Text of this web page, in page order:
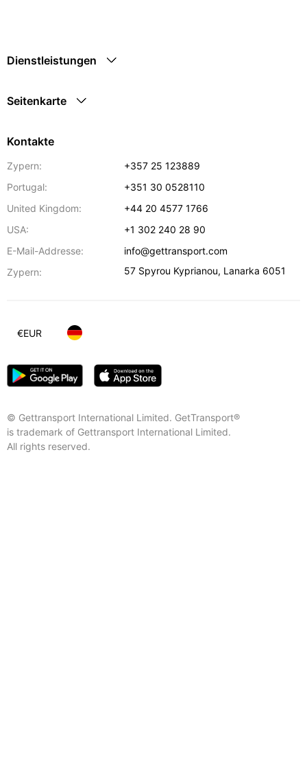
Dienstleistungen
Seitenkarte
Kontakte
Zypern:
+357 25 123889
Portugal:
+351 30 0528110
United Kingdom:
+44 20 4577 1766
USA:
+1 302 240 28 90
E-Mail-Addresse:
info@gettransport.com
Zypern:
57 Spyrou Kyprianou, Lanarka 6051
© Gettransport International Limited. GetTransport®
is trademark of Gettransport International Limited.
All rights reserved.
€EUR